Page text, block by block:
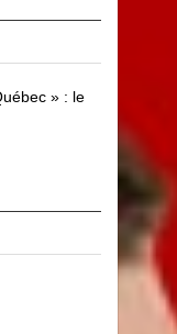
» : le